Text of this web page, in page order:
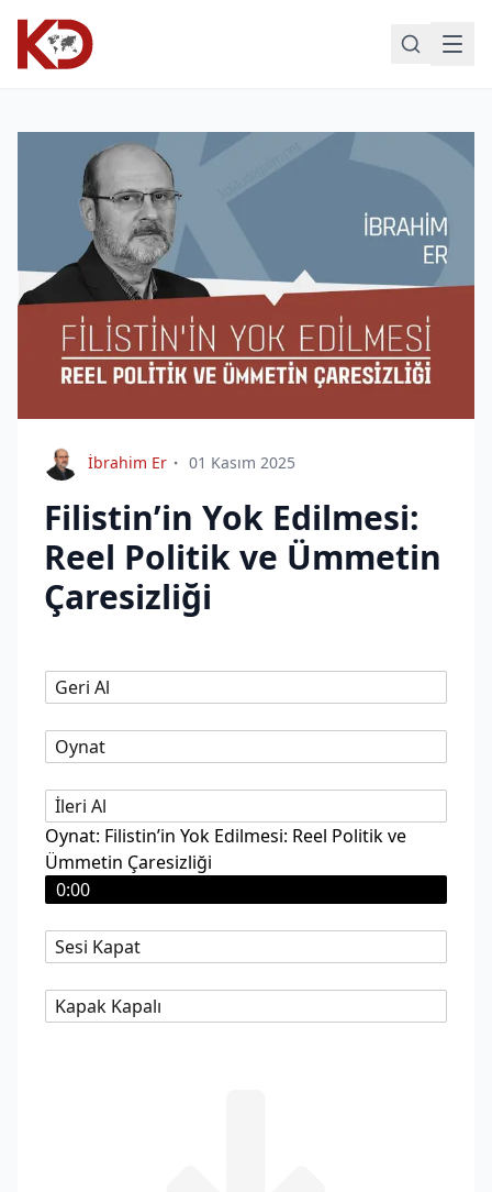
İbrahim Er 01 Kasım 2025
Filistin’in Yok Edilmesi:
Reel Politik ve Ümmetin
Çaresizliği
Geri Al
Oynat
İleri Al
Oynat: Filistin’in Yok Edilmesi: Reel Politik ve
Ümmetin Çaresizliği
0:00
Sesi Kapat
Kapak Kapalı